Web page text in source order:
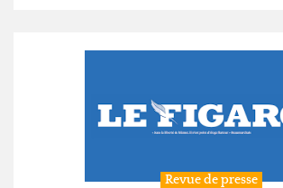
Revue de presse